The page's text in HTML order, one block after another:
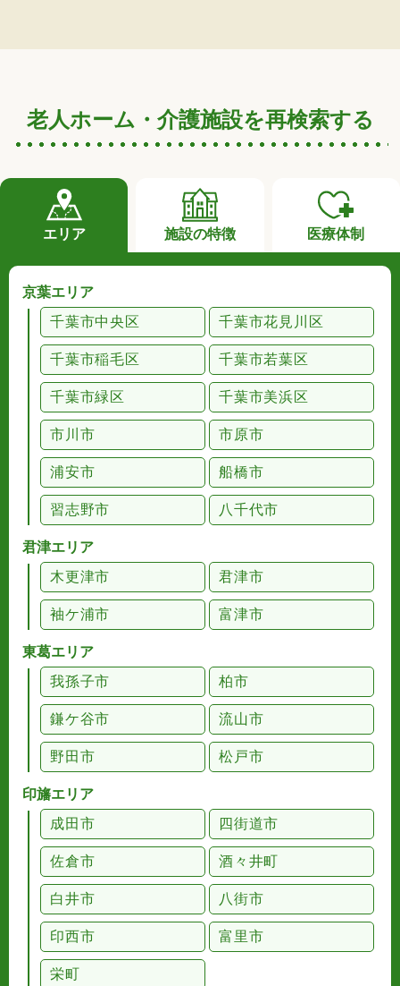
老人ホーム・介護施設を再検索する
エリア 施設の特徴 医療体制
京葉エリア
千葉市中央区
千葉市花見川区
千葉市稲毛区 千葉市若葉区
千葉市緑区 千葉市美浜区
市川市 市原市
浦安市 船橋市
習志野市 八千代市
君津エリア
木更津市
君津市
袖ケ浦市 富津市
東葛エリア
我孫子市
柏市
鎌ケ谷市 流山市
野田市 松戸市
印旛エリア
成田市
四街道市
佐倉市 酒々井町
白井市 八街市
印西市 富里市
栄町